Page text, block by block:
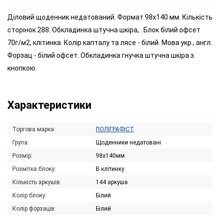
Діловий щоденник недатований. Формат 98х140 мм. Кількість
сторінок 288. Обкладинка штучна шкіра, . Блок білий офсет
70г/м2, клітинка. Колір капталу та лясе - білий. Мова укр., англ.
Форзац - білий офсет. Обкладинка гнучка штучна шкіра з
кнопкою.
Характеристики
Торгова марка:
ПОЛІГРАФІСТ
Група:
Щоденники недатовані
Розмір:
98х140мм
Розмітка блоку:
В клітинку
Кількість аркушів:
144 аркуша
Колір блоку:
Білий
Колір форзаців:
Білий